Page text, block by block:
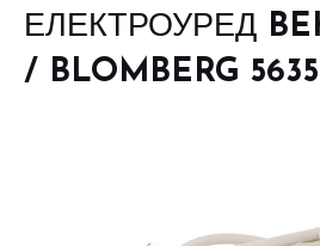
ЕЛЕКТРОУРЕД
/ BLOMBERG